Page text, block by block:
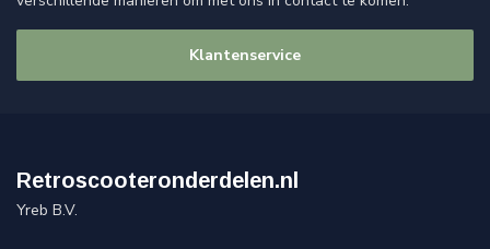
Klantenservice
Retroscooteronderdelen.nl
Yreb B.V.